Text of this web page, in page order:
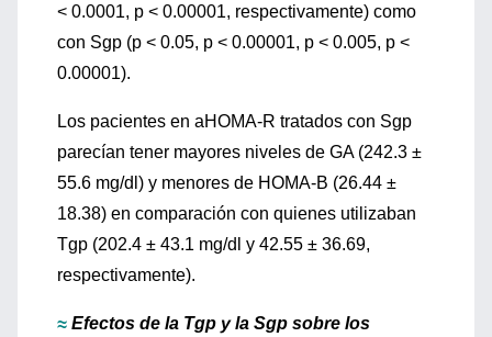
< 0.0001, p < 0.00001, respectivamente) como
con Sgp (p < 0.05, p < 0.00001, p < 0.005, p <
0.00001).
Los pacientes en aHOMA-R tratados con Sgp
parecían tener mayores niveles de GA (242.3 ±
55.6 mg/dl) y menores de HOMA-B (26.44 ±
18.38) en comparación con quienes utilizaban
Tgp (202.4 ± 43.1 mg/dl y 42.55 ± 36.69,
respectivamente).
≈ Efectos de la Tgp y la Sgp sobre los